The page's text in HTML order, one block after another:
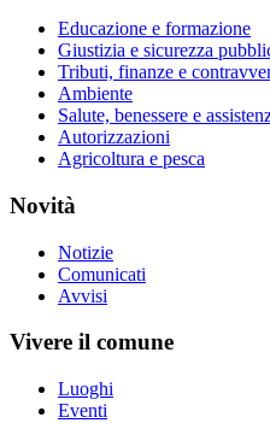
Educazione e formazione
Giustizia e sicurezza
Tributi, finanze e
Ambiente
Salute, benessere e
Autorizzazioni
Agricoltura e pesca
Novità
Notizie
Comunicati
Avvisi
Vivere il comune
Luoghi
Eventi